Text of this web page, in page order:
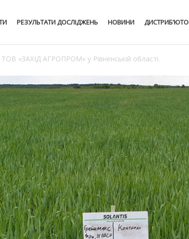
РЕЗУЛЬТАТИ ДОСЛІДЖЕНЬ НОВИНИ
ТОВ «ЗАХІД АГРОПРОМ» у Рівненській області.